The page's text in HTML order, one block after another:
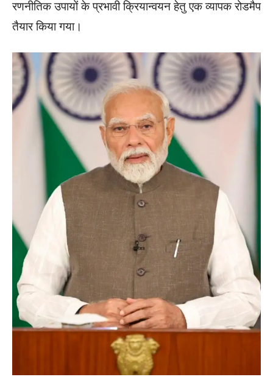
रणनीतिक उपायों के प्रभावी क्रियान्वयन हेतु एक व्यापक रोडमैप
तैयार किया गया।